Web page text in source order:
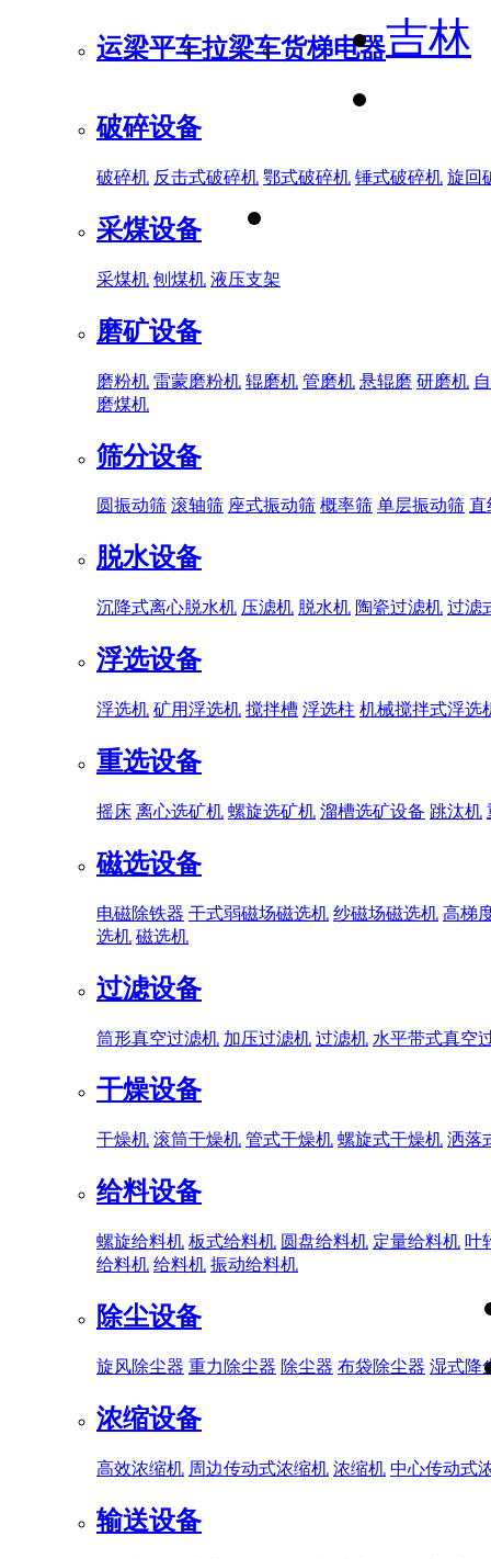
运梁平车拉梁车货梯电器
破碎设备
破碎机 反击式破碎机 鄂式破碎机 锤式破碎机 旋回
采煤设备
采煤机 刨煤机 液压支架
磨矿设备
磨粉机 雷蒙磨粉机 辊磨机 管磨机 悬辊磨 研磨机
磨煤机
筛分设备
圆振动筛 滚轴筛 座式振动筛 概率筛 单层振动筛 直
脱水设备
沉降式离心脱水机 压滤机 脱水机 陶瓷过滤机 过滤
浮选设备
浮选机 矿用浮选机 搅拌槽 浮选柱 机械搅拌式浮选
重选设备
摇床 离心选矿机 螺旋选矿机 溜槽选矿设备 跳汰机
磁选设备
电磁除铁器 干式弱磁场磁选机 纱磁场磁选机 高梯
选机 磁选机
过滤设备
筒形真空过滤机 加压过滤机 过滤机 水平带式真空
干燥设备
干燥机 滚筒干燥机 管式干燥机 螺旋式干燥机 洒落
给料设备
螺旋给料机 板式给料机 圆盘给料机 定量给料机 叶
给料机 给料机 振动给料机
除尘设备
旋风除尘器 重力除尘器 除尘器 布袋除尘器 湿式降
浓缩设备
高效浓缩机 周边传动式浓缩机 浓缩机 中心传动式
输送设备
吉林